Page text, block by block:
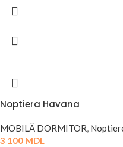
Noptiera Havana
MOBILĂ DORMITOR,
3 100 MDL